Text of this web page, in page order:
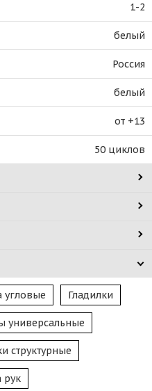
1-2
белый
Россия
белый
от +13
50 циклов
угловые Гладилки
универсальные
структурные
рук